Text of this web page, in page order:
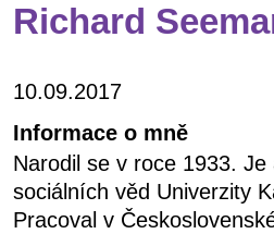
Richard
10.09.2017
Informace o mně
Narodil se v roce 1933.
sociálních věd Univerzity
Pracoval v